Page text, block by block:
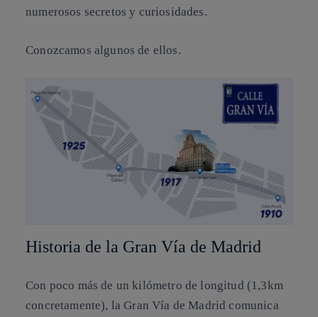
numerosos secretos y curiosidades.
Conozcamos algunos de ellos.
Historia de la Gran Vía de Madrid
Con poco más de un kilómetro de longitud (1,3km
concretamente), la Gran Vía de Madrid comunica